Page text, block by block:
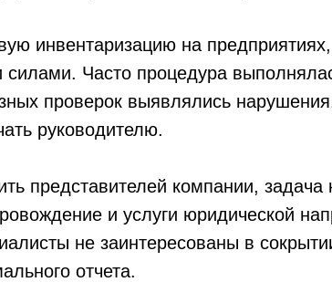
инвентаризацию на
силами. Часто процедура
проверок выявлялись
руководителю.
представителей компании,
и услуги юридической
не заинтересованы в
отчета.